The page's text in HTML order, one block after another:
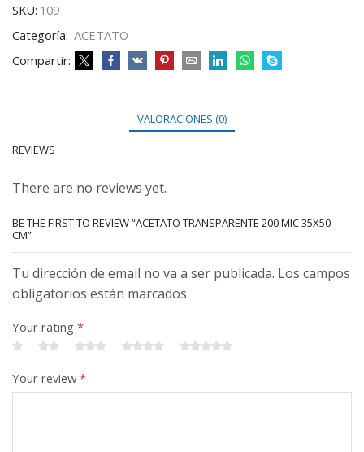
SKU: 109
Categoría: ACETATO
Compartir:
VALORACIONES (0)
REVIEWS
There are no reviews yet.
BE THE FIRST TO REVIEW “ACETATO TRANSPARENTE 200 MIC 35X50
CM”
Tu dirección de email no va a ser publicada. Los campos
obligatorios están marcados
Your rating *
Your review*